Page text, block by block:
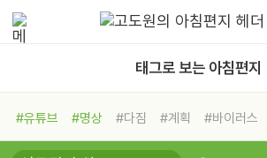
태그로 보는 아침편지
#유튜브 #명상 #다짐 #계획 #바이러스
#비전캠프
#독서캠프 #삶